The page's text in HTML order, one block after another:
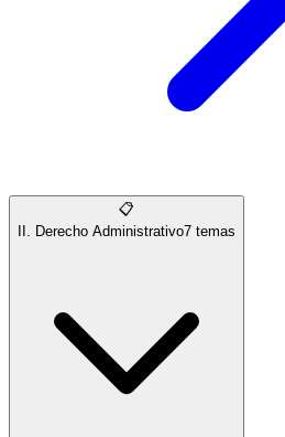
📋
II. Derecho Administrativo7 temas